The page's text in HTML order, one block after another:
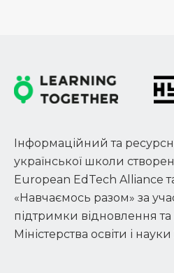
Інформаційний та
української школи
European EdTech Alliance
«Навчаємось разом» за
підтримки відновлення
Міністерства освіти і